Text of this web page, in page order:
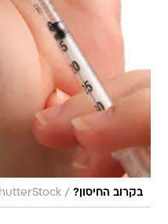
בקרוב החיסון? /